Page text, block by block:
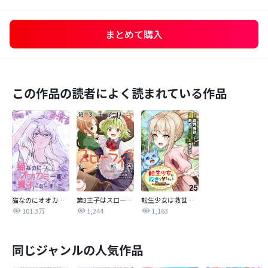
まとめて購入
この作品の読者によく読まれている作品
猫なのにオオカミ一家の養子になりました
101.3万
第3王子はスローライフをご所望
1,244
転生少女は救世を望まれる 平穏を目指した私は世界の重要人物だったようです 【連載版】
1,163
同じジャンルの人気作品